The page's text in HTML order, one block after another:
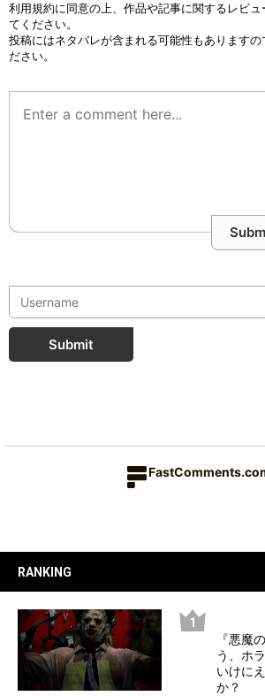
利用規約に同意の上、作品や記事に関するレビ
てください。
投稿にはネタバレが含まれる可能性もありますの
ださい。
Submit
RANKING
『悪魔
う、ホ
いけに
か？